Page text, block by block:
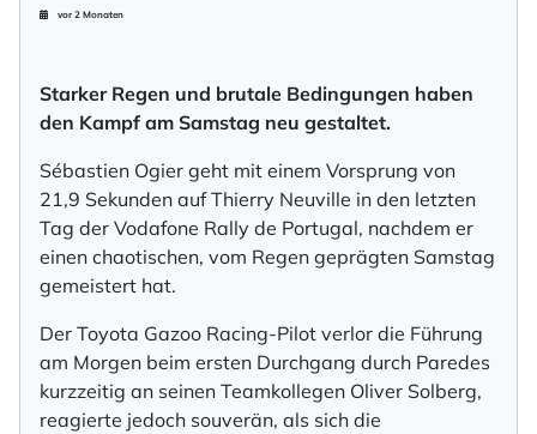
vor 2 Monaten
Starker Regen und brutale Bedingungen haben
den Kampf am Samstag neu gestaltet.
Sébastien Ogier geht mit einem Vorsprung von
21,9 Sekunden auf Thierry Neuville in den letzten
Tag der Vodafone Rally de Portugal, nachdem er
einen chaotischen, vom Regen geprägten Samstag
gemeistert hat.
Der Toyota Gazoo Racing-Pilot verlor die Führung
am Morgen beim ersten Durchgang durch Paredes
kurzzeitig an seinen Teamkollegen Oliver Solberg,
reagierte jedoch souverän, als sich die